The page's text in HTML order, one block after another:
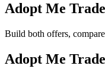
Adopt Me
Build both offers,
Adopt Me